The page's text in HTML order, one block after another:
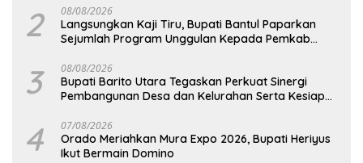
2 08/08/2026
Langsungkan Kaji Tiru, Bupati Bantul Paparkan
Sejumlah Program Unggulan Kepada Pemkab
3 08/08/2026
Bupati Barito Utara Tegaskan Perkuat Sinergi
Pembangunan Desa dan Kelurahan Serta Kesiapan
4 07/08/2026
Orado Meriahkan Mura Expo 2026, Bupati Heriyus
Ikut Bermain Domino